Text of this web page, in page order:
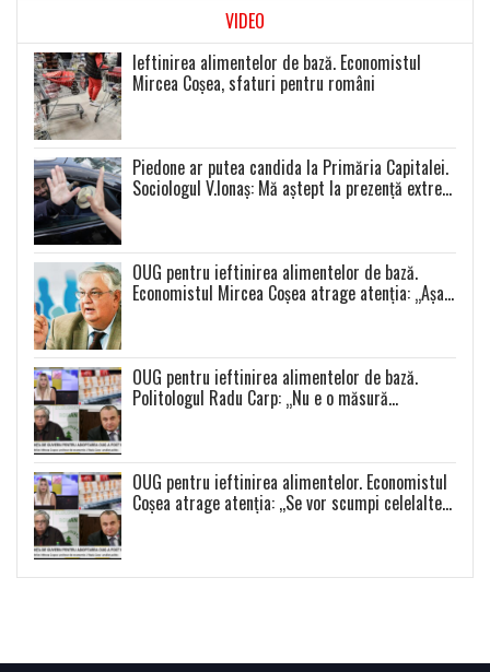
VIDEO
Ieftinirea alimentelor de bază. Economistul
Mircea Coșea, sfaturi pentru români
Piedone ar putea candida la Primăria Capitalei.
Sociologul V.Ionaș: Mă aștept la prezență extrem
OUG pentru ieftinirea alimentelor de bază.
Economistul Mircea Coșea atrage atenția: „Așa
OUG pentru ieftinirea alimentelor de bază.
Politologul Radu Carp: „Nu e o măsură
OUG pentru ieftinirea alimentelor. Economistul
Coșea atrage atenția: ,,Se vor scumpi celelalte